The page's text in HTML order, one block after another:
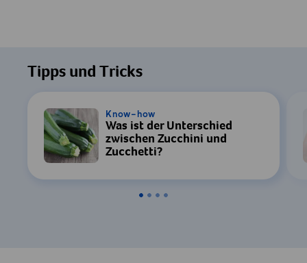
Tipps und Tricks
Know-how
Was ist der Unterschied
zwischen Zucchini und
Zucchetti?